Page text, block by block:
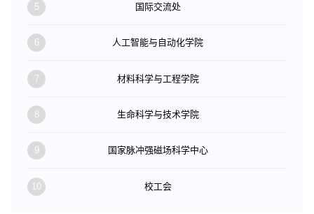
5 国际交流处
6 人工智能与自动化学院
7 材料科学与工程学院
8 生命科学与技术学院
9 国家脉冲强磁场科学中心
10 校工会